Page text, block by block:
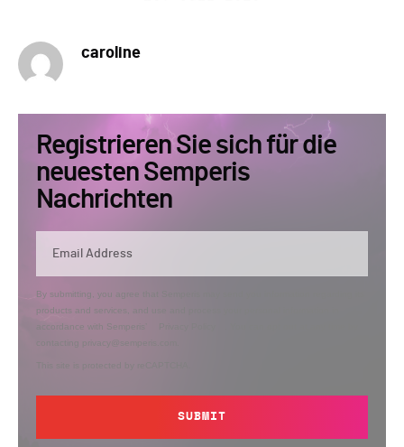
caroline
Registrieren Sie sich für die
neuesten Semperis
Nachrichten
By submitting, you agree that Semperis may send you information regarding its
products and services, and use and process your personal information in
accordance with Semperis’
contacting privacy@semperis.com.
SUBMIT